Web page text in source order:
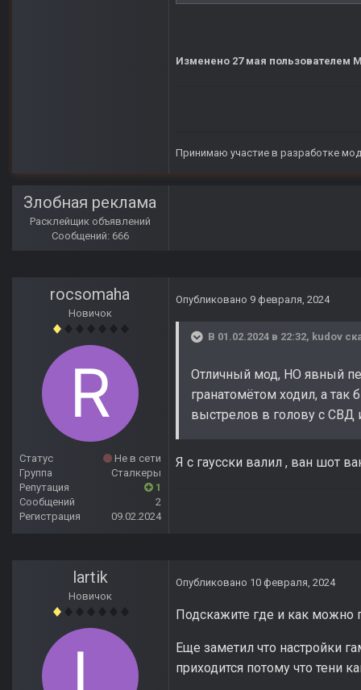
Изменено 27 мая пользователем
Принимаю участие в разработке
Злобная реклама
Расклейщик объявлений
Сообщений: 666
rocsomaha
Новичок
Статус
Не в сети
Группа
Сталкеры
Репутация
1
Сообщений
2
Регистрация
09.02.2024
Опубликовано 9 февраля, 2024
В 01.02.2024 в 22:32, kudov
Отличный мод, НО явный
гранатомётом ходил, а
выстрелов в голову с СВД
Я с гаусски валил , ван шот
lartik
Новичок
Опубликовано 10 февраля, 2024
Подскажите где и как можно
Еще заметил что настройки
приходится потому что тени